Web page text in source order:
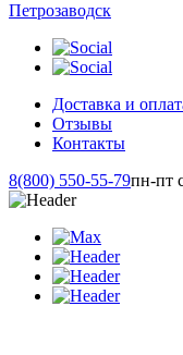
Петрозаводск
Доставка и
Отзывы
Контакты
8(800) 550-55-79пн-пт